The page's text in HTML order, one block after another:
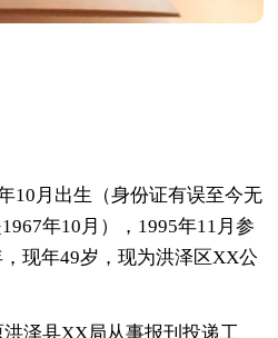
月出生（身份证有误至今无
年10月），1995年11月参
现年49岁，现为洪泽区XX公
泽县XX局从事报刊投递工